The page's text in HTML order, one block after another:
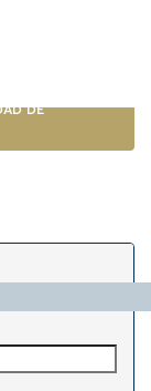
de